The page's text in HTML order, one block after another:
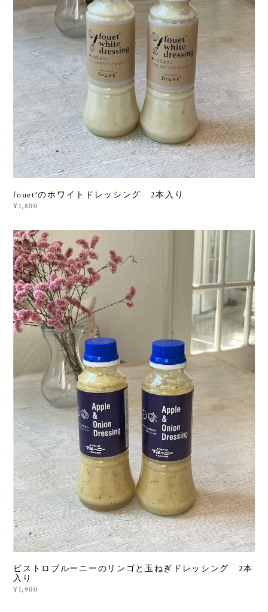
fouet°のホワイトドレッシング 2本入り
¥1,800
ビストロブルーニーのリンゴと玉ねぎドレッシング 2本
入り
¥1,900